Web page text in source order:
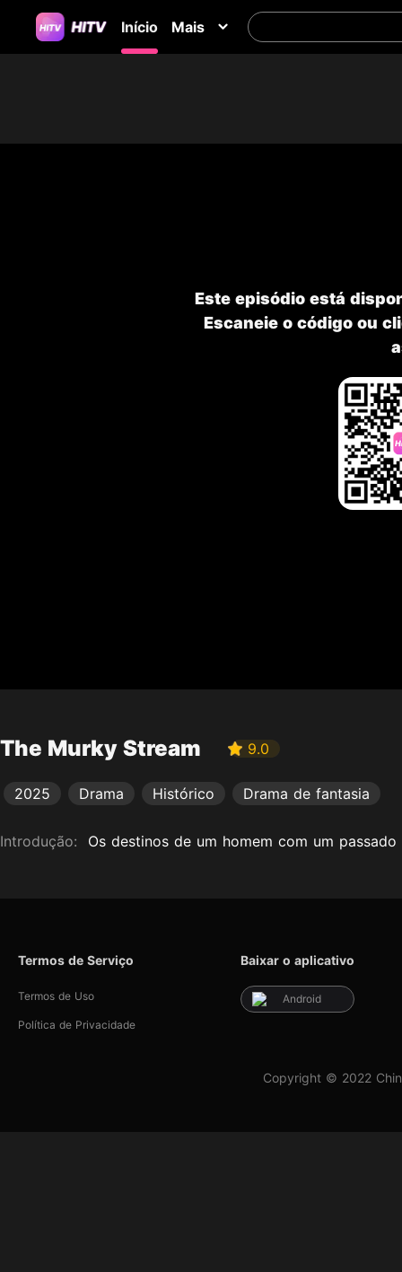
Início Mais
Este episódio está
Escaneie o código ou
The Murky Stream 9.0
2025 Drama Histórico Drama de fantasia
Introdução: Os destinos de um homem com um
Termos de Serviço
Termos de Uso
Política de Privacidade
Baixar o aplicativo
Android
Copyright © 2022